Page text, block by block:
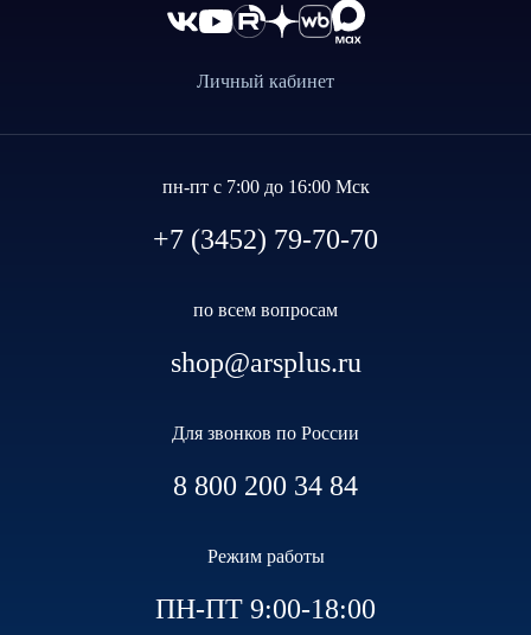
Личный кабинет
пн-пт с 7:00 до 16:00 Мск
+7 (3452) 79-70-70
по всем вопросам
shop@arsplus.ru
Для звонков по России
8 800 200 34 84
Режим работы
ПН-ПТ 9:00-18:00